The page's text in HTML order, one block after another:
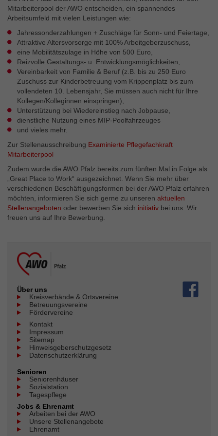
Mitarbeiterpool der AWO entscheiden, ein spannendes
Arbeitsumfeld mit vielen Leistungen wie:
Jahressonderzahlungen + Zuschläge für Sonn- und Feiertage,
Attraktive Altersvorsorge mit 100% Arbeitgeberzuschuss,
eine Mobilitätszulage in Höhe von 500 Euro,
Reizvolle Gestaltungs- u. Entwicklungsmöglichkeiten,
Vereinbarkeit von Familie & Beruf (z.B. bis zu 250 Euro
Zuschuss zur Kinderbetreuung vom Krippenplatz bis zum
vollendeten 10. Lebensjahr, Sie müssen auch nicht für Ihre
Kollegen/Kolleginnen einspringen),
Unterstützung bei Wiedereinstieg nach Jobpause,
dienstliche Nutzung eines MIP-Poolfahrzeuges
und vieles mehr.
Zur Stellenausschreibung Examinierte Pflegefachkraft
Mitarbeiterpool
Zudem wurde die AWO Pfalz bereits zum fünften Mal in Folge als
„Great Place to Work“ ausgezeichnet. Wenn Sie mehr über
verschiedenen Beschäftigungsformen bei der AWO Pfalz erfahren
möchten, informieren Sie sich gerne zu unseren aktuellen
Stellenangeboten oder bewerben Sie sich initiativ bei uns. Wir
freuen uns auf Ihre Bewerbung.
Über uns
Kreisverbände & Ortsvereine
Betreuungsvereine
Fördervereine
Kontakt
Impressum
Sitemap
Hinweisgeberschutzgesetz
Datenschutzerklärung
Senioren
Seniorenhäuser
Sozialstation
Tagespflege
Jobs & Ehrenamt
Arbeiten bei der AWO
Unsere Stellenangebote
Ehrenamt
Externe Inhalte
Wir verwenden auf unserer Website externe Inhalte, um